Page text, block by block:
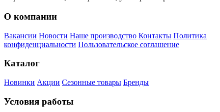
О компании
Вакансии Новости Наше производство Контакты Политика
конфиденциальности Пользовательское соглашение
Каталог
Новинки Акции Сезонные товары Бренды
Условия работы